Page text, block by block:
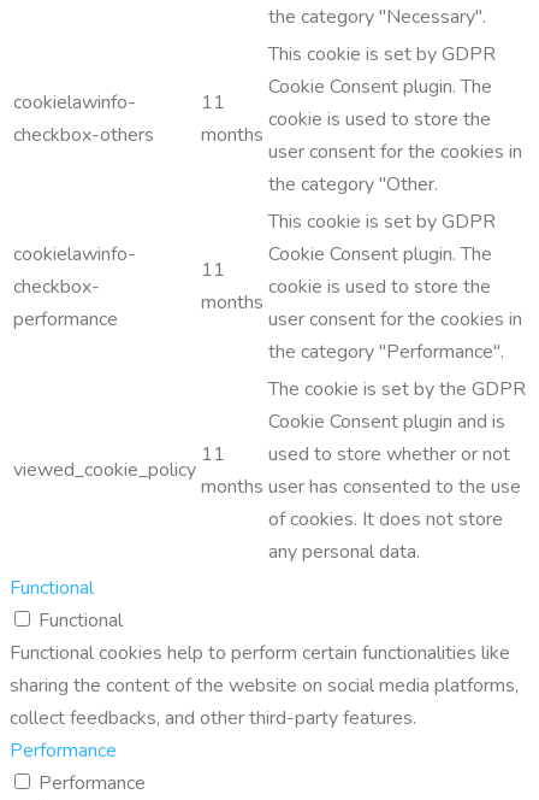
the category "Necessary".
cookielawinfo-
checkbox-others
11
months
This cookie is set by GDPR
Cookie Consent plugin. The
cookie is used to store the
user consent for the cookies in
the category "Other.
cookielawinfo-
checkbox-
performance
11
months
This cookie is set by GDPR
Cookie Consent plugin. The
cookie is used to store the
user consent for the cookies in
the category "Performance".
viewed_cookie_policy
11
months
The cookie is set by the GDPR
Cookie Consent plugin and is
used to store whether or not
user has consented to the use
of cookies. It does not store
any personal data.
Functional
Functional
Functional cookies help to perform certain functionalities like
sharing the content of the website on social media platforms,
collect feedbacks, and other third-party features.
Performance
Performance